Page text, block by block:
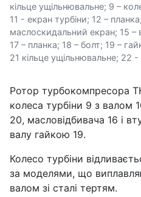
кільце ущільнювальне; 9 –
11 - екран турбіни; 12 –
маслоскидальний екран; 15 –
17 – планка; 18 – болт; 19 –
21 кільце ущільнювальне; 22
Ротор турбокомпресора
колеса турбіни 9 з валом
20, масловідбивача 16 і
валу гайкою 19.
Колесо турбіни
за моделями, що
валом зі сталі тертям.